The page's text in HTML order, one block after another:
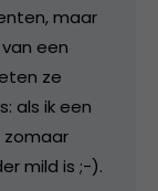
maar
een
ze
als ik een
zomaar
mild is ;-).